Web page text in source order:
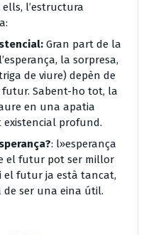
ells, l’estructura
Gran part de la
la sorpresa,
de viure) depèn de
Sabent-ho tot, la
en una apatia
profund.
: l»esperança
el futur pot ser millor
el futur ja està tancat,
de ser una eina útil.